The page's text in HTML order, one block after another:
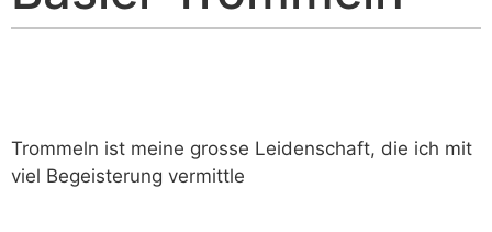
Trommeln ist meine grosse Leidenschaft, die ich mit
viel Begeisterung vermittle